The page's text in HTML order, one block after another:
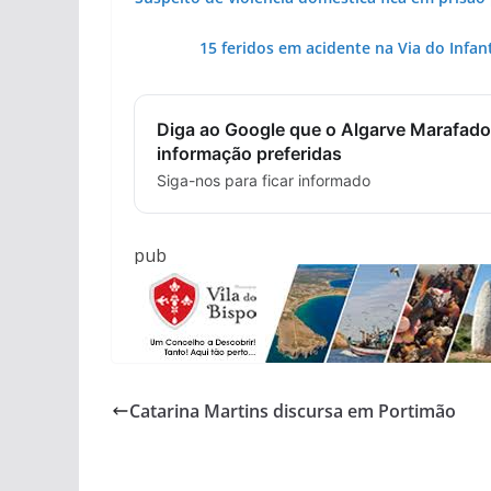
15 feridos em acidente na Via do
Diga ao Google que o Algarve
informação preferidas
Siga-nos para ficar informado
pub
Catarina Martins discursa em Portimão